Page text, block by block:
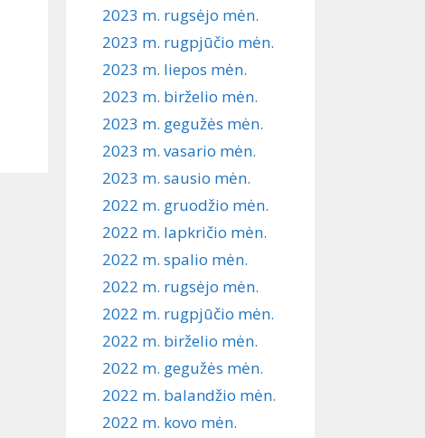
2023 m. rugsėjo mėn.
2023 m. rugpjūčio mėn.
2023 m. liepos mėn.
2023 m. birželio mėn.
2023 m. gegužės mėn.
2023 m. vasario mėn.
2023 m. sausio mėn.
2022 m. gruodžio mėn.
2022 m. lapkričio mėn.
2022 m. spalio mėn.
2022 m. rugsėjo mėn.
2022 m. rugpjūčio mėn.
2022 m. birželio mėn.
2022 m. gegužės mėn.
2022 m. balandžio mėn.
2022 m. kovo mėn.